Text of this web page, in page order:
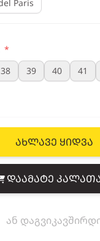
Paris
*
38 39 40 41
ახლავე ყიდვა
View cart
დაამატე
ან